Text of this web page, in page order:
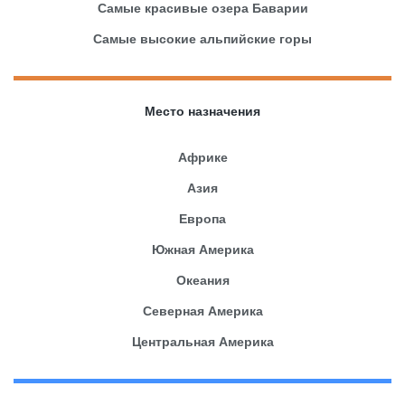
Самые красивые озера Баварии
Самые высокие альпийские горы
Место назначения
Африке
Азия
Европа
Южная Америка
Океания
Северная Америка
Центральная Америка